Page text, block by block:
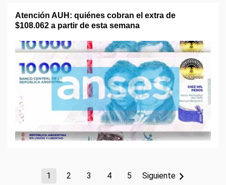
Atención AUH: quiénes cobran el extra de
$108.062 a partir de esta semana
1 2 3 4 5 Siguiente